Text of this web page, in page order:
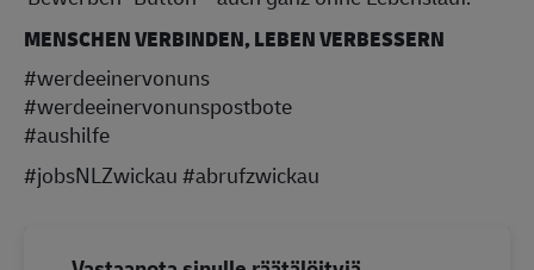
MENSCHEN VERBINDEN, LEBEN VERBESSERN
#werdeeinervonuns
#werdeeinervonunspostbote
#aushilfe
#jobsNLZwickau #abrufzwickau